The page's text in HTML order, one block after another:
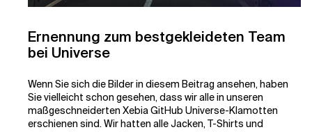
Ernennung zum bestgekleideten Team
bei Universe
Wenn Sie sich die Bilder in diesem Beitrag ansehen, haben
Sie vielleicht schon gesehen, dass wir alle in unseren
maßgeschneiderten Xebia GitHub Universe-Klamotten
erschienen sind. Wir hatten alle Jacken, T-Shirts und